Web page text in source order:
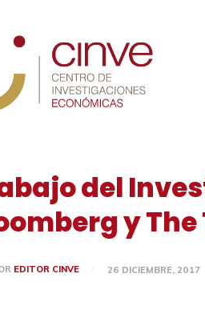
del
y
EDITOR CINVE 26 DICIEMBRE, 2017